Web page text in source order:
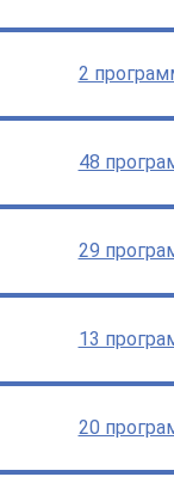
2
48
29
13
20